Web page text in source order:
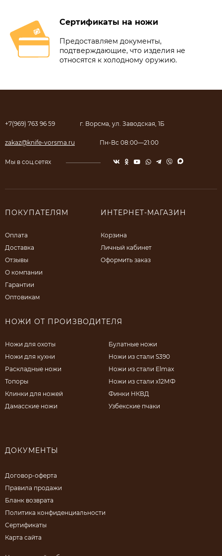
Сертификаты на ножи
Предоставляем документы,
подтверждающие, что изделия не
относятся к холодному оружию.
+7(969) 763 96 59 г. Ворсма, ул. Заводская, 1Б
zakaz@knife-vorsma.ru Пн-Вс 08:00—21:00
Мы в соц.сетях
ПОКУПАТЕЛЯМ
Оплата
Доставка
Отзывы
О компании
Гарантии
Оптовикам
ИНТЕРНЕТ-МАГАЗИН
Корзина
Личный кабинет
Оформить заказ
НОЖИ ОТ ПРОИЗВОДИТЕЛЯ
Ножи для охоты
Ножи для кухни
Раскладные ножи
Топоры
Клинки для ножей
Дамасские ножи
Булатные ножи
Ножи из стали S390
Ножи из стали Elmax
Ножи из стали х12МФ
Финки НКВД
Узбекские пчаки
ДОКУМЕНТЫ
Договор-оферта
Правила продажи
Бланк возврата
Политика конфиденциальности
Сертификаты
Карта сайта